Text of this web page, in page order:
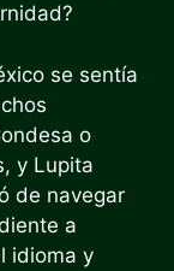
se sentía
o
y Lupita
de navegar
a
idioma y